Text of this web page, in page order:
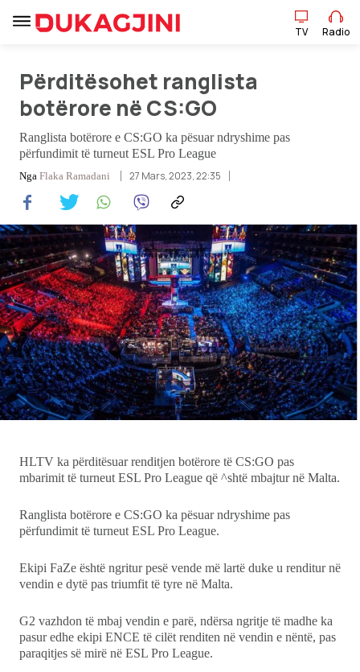
Lajme
Sport
Pikëpamje
Art Jete
Kulturë
Showbiz
Ekonomi
Udhëtime
DuVideo
TV Radio
Përditësohet ranglista
botërore në CS:GO
Ranglista botërore e CS:GO ka pësuar ndryshime pas
përfundimit të turneut ESL Pro League
Nga Flaka Ramadani 27 Mars, 2023, 22:35
HLTV ka përditësuar renditjen botërore të CS:GO pas
mbarimit të turneut ESL Pro League që ^shtë mbajtur në Malta.
Ranglista botërore e CS:GO ka pësuar ndryshime pas
përfundimit të turneut ESL Pro League.
Ekipi FaZe është ngritur pesë vende më lartë duke u renditur në
vendin e dytë pas triumfit të tyre në Malta.
G2 vazhdon të mbaj vendin e parë, ndërsa ngritje të madhe ka
pasur edhe ekipi ENCE të cilët renditen në vendin e nëntë, pas
paraqitjes së mirë në ESL Pro League.